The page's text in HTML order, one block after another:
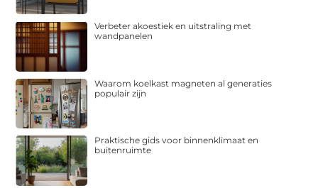
Verbeter akoestiek en uitstraling met
wandpanelen
Waarom koelkast magneten al generaties
populair zijn
Praktische gids voor binnenklimaat en
buitenruimte